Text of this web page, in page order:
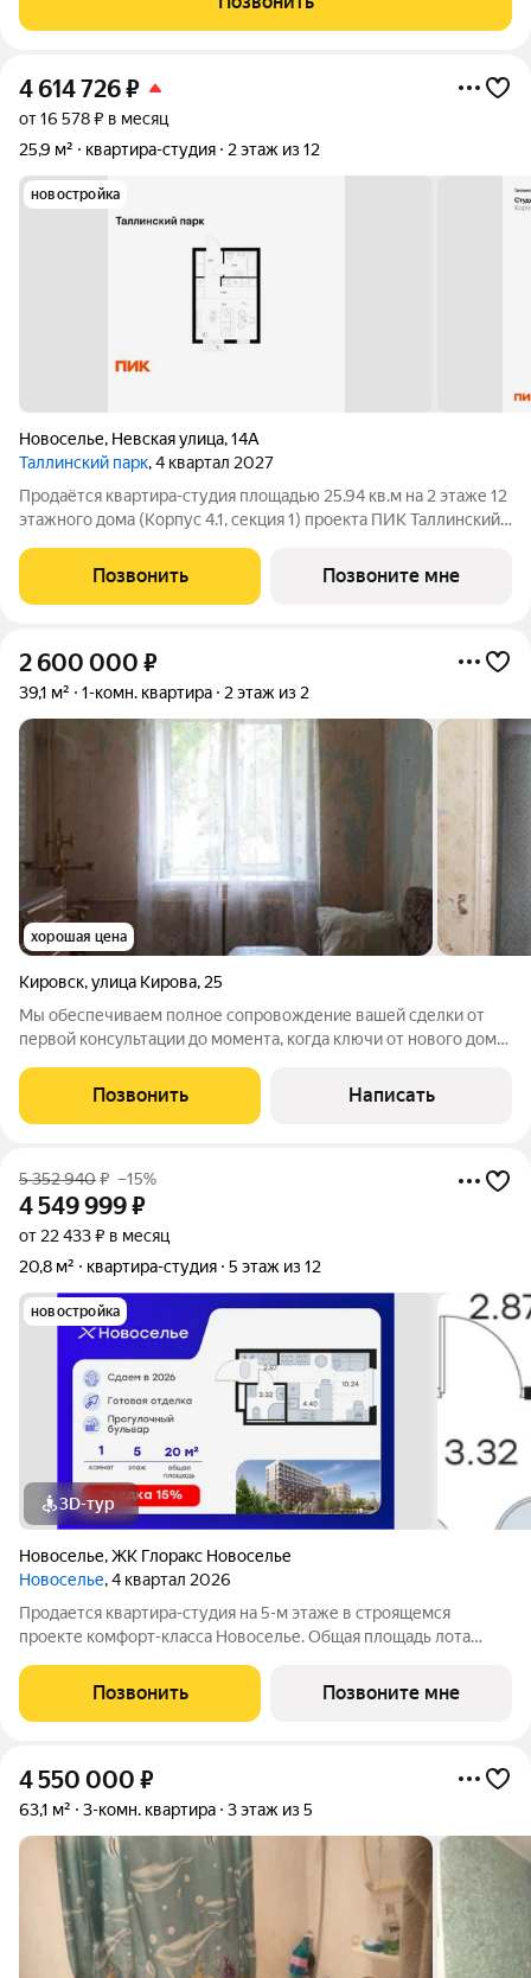
изолированные кoмнаты,
4 614 726₽
от 16 578 ₽ в месяц
25,9 м²
квартира-студия 2 этаж из 12
новостройка
Новоселье, Невская улица,14А
Таллинский парк, 4 квартал 2027
Продаётся квартира-студия площадью 25.94 кв.м на 2 этаже 12
этажного дома (Корпус 4.1, секция 1) проекта ПИК Таллинский
функциональная планировка, большие окна. «Таллинский парк»
проект в
Позвонить Позвоните мне
2 600 000 ₽
39,1 м² 1-комн. квартира 2 этаж из 2
хорошая цена
Кировск,улица Кирова, 25
Мы обеспечиваем полное сопровождение вашей сделки от
первой консультации до момента, когда ключи от нового дома
нами ставка ниже)! Все банки! Ехать никуда не надо! Все
удалённо! Страхование (
Позвонить Написать
5 352 940₽ –15%
4 549 999₽
от 22 433 ₽ в месяц
20,8 м²
квартира-студия 5 этаж из 12
новостройка
3D-тур
Новоселье,ЖК Глоракс Новоселье
Новоселье, 4 квартал 2026
Продается квартира-студия на 5-м этаже в строящемся
проекте комфорт-класса Новоселье. Общая площадь лота
жилую и 4,40 кв. м под кухонную зону. Номер квартиры - 65
Преимущества квартиры: -
Позвонить Позвоните мне
4 550 000 ₽
63,1 м² 3-комн. квартира 3 этаж из 5